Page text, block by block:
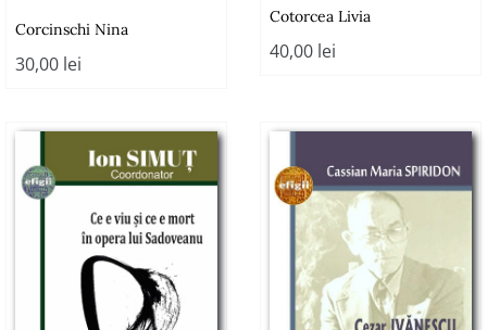
Corcinschi Nina
30,00 lei
Cotorcea Livia
40,00 lei